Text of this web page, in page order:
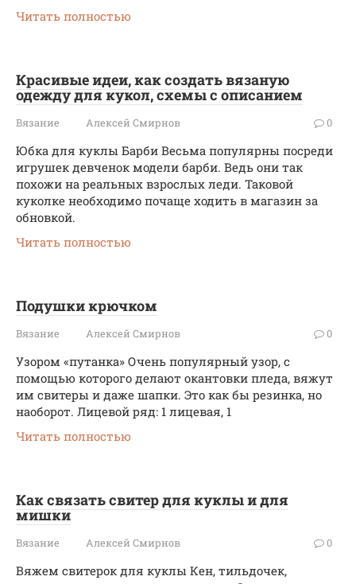
Читать полностью
Красивые идеи, как создать вязаную
одежду для кукол, схемы с описанием
Вязание Алексей Смирнов 0
Юбка для куклы Барби Весьма популярны посреди
игрушек девченок модели барби. Ведь они так
похожи на реальных взрослых леди. Таковой
куколке необходимо почаще ходить в магазин за
обновкой.
Читать полностью
Подушки крючком
Вязание Алексей Смирнов 0
Узором «путанка» Очень популярный узор, с
помощью которого делают окантовки пледа, вяжут
им свитеры и даже шапки. Это как бы резинка, но
наоборот. Лицевой ряд: 1 лицевая, 1
Читать полностью
Как связать свитер для куклы и для
мишки
Вязание Алексей Смирнов 0
Вяжем свитерок для куклы Кен, тильдочек,